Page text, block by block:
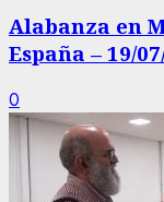
Alabanza en
España – 19/
0